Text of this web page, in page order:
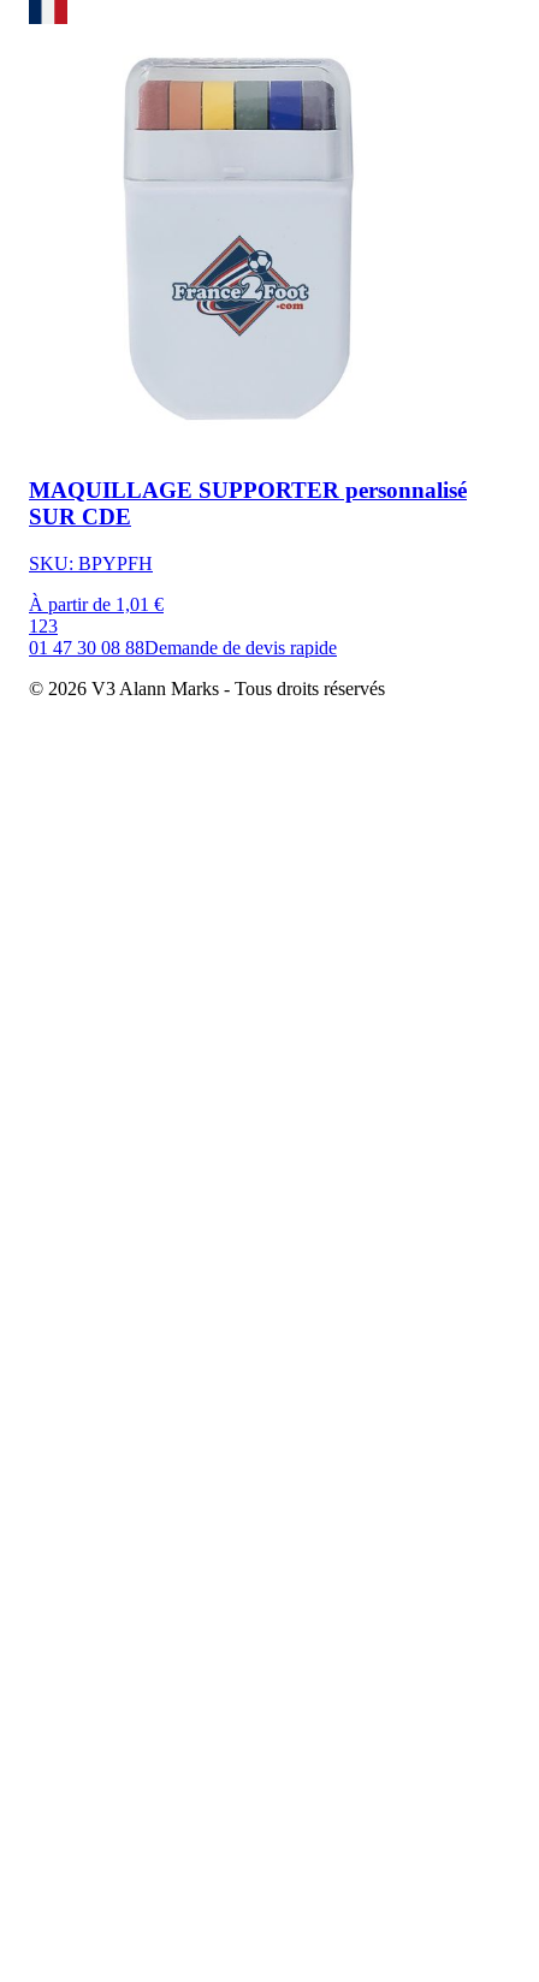
MAQUILLAGE SUPPORTER personnalisé
SUR CDE
SKU: BPYPFH
À partir de 1,01 €
1 23
01 47 30 08 88Demande de devis rapide
© 2026 V3 Alann Marks - Tous droits réservés